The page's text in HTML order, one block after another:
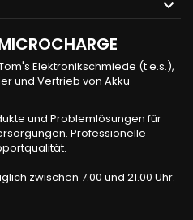
Elektronikschmiede (t.e.s.),
und Vertrieb von Akku-
und Problemlösungen für
Professionelle
zwischen 7.00 und 21.00 Uhr.